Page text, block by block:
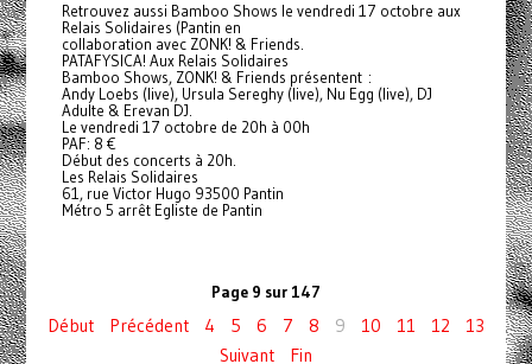
Retrouvez aussi Bamboo Shows le vendredi 17 octobre aux
Relais Solidaires (Pantin en
collaboration avec ZONK! & Friends.
PATAFYSICA! Aux Relais Solidaires
Bamboo Shows, ZONK! & Friends présentent :
Andy Loebs (live), Ursula Sereghy (live), Nu Egg (live), DJ
Adulte & Erevan DJ.
Le vendredi 17 octobre de 20h à 00h
PAF: 8 €
Début des concerts à 20h.
Les Relais Solidaires
61, rue Victor Hugo 93500 Pantin
Métro 5 arrêt Egliste de Pantin
Page 9 sur 147
Début Précédent 4 5 6 7 8 9 10 11 12
13
Suivant
Fin